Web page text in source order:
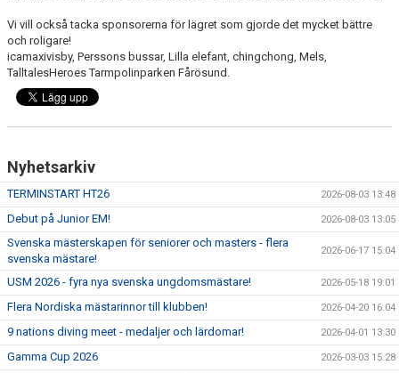
Vi vill också tacka sponsorerna för lägret som gjorde det mycket bättre
och roligare!
icamaxivisby, Perssons bussar, Lilla elefant, chingchong, Mels,
TalltalesHeroes Tarmpolinparken Fårösund.
Nyhetsarkiv
TERMINSTART HT26 2026-08-03 13:48
Debut på Junior EM! 2026-08-03 13:05
Svenska mästerskapen för seniorer och masters - flera
svenska mästare!
2026-06-17 15:04
USM 2026 - fyra nya svenska ungdomsmästare! 2026-05-18 19:01
Flera Nordiska mästarinnor till klubben! 2026-04-20 16:04
9 nations diving meet - medaljer och lärdomar! 2026-04-01 13:30
Gamma Cup 2026 2026-03-03 15:28